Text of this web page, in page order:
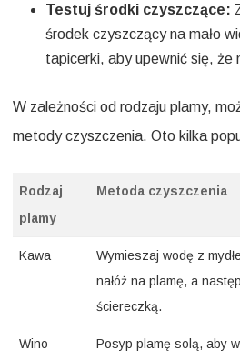
Testuj środki czyszczące:
środek czyszczący na mało
tapicerki, aby upewnić się, że
W zależności od rodzaju plamy,
metody czyszczenia. Oto kilka
Rodzaj
plamy
Metoda czyszczenia
Kawa
Wymieszaj wodę z
nałóż na plamę, a
ściereczką.
Wino
Posyp plamę solą, aby